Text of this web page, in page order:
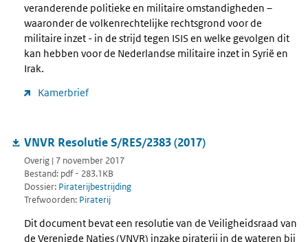
veranderende politieke en militaire omstandigheden –
waaronder de volkenrechtelijke rechtsgrond voor de
militaire inzet - in de strijd tegen ISIS en welke gevolgen dit
kan hebben voor de Nederlandse militaire inzet in Syrië en
Irak.
Kamerbrief
VNVR Resolutie S/RES/2383 (2017)
Overig | 7 november 2017
Bestand: pdf - 283.1KB
Dossier: Piraterijbestrijding
Trefwoorden: Piraterij
Dit document bevat een resolutie van de Veiligheidsraad van
de Verenigde Naties (VNVR) inzake piraterij in de wateren bij